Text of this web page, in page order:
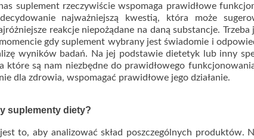
suplement rzeczywiście wspomaga prawidłowe
najważniejszą kwestią, która może
reakcje niepożądane na daną substancje. Trzeba
gdy suplement wybrany jest świadomie i
wyników badań. Na jej podstawie dietetyk lub inny
są nam niezbędne do prawidłowego
dla zdrowia, wspomagać prawidłowe jego działanie.
suplementy diety?
to, aby analizować skład poszczególnych produktów.